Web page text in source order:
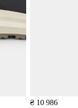
₴ 10 986